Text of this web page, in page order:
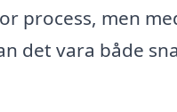
process, men
det vara både